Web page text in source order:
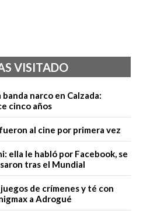
VISITADO
narco en Calzada:
cinco años
al cine por primera vez
ella le habló por Facebook, se
tras el Mundial
de crímenes y té con
a Adrogué